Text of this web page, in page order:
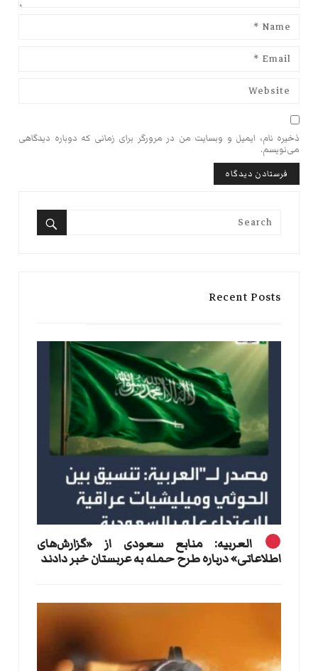
ذخیره نام، ایمیل و وبسایت من در مرورگر برای زمانی که دوباره دیدگاهی
می‌نویسم.
Search
Recent Posts
العربیه: منابع سعودی از «گزارش‌های
اطلاعاتی» درباره طرح حمله به عربستان خبر دادند